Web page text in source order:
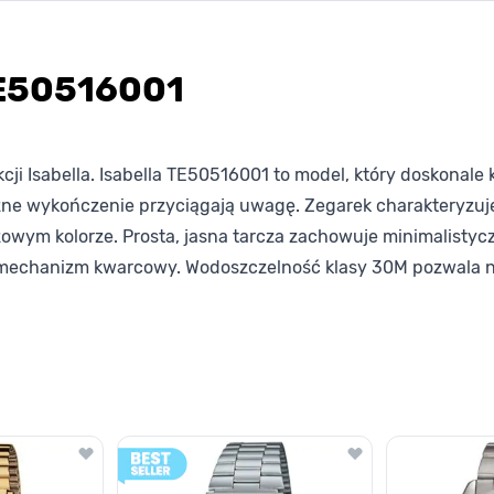
Isabella. Isabella TE50516001 to model, który
wykończenie przyciągają uwagę. Zegarek
kolorze. Prosta, jasna tarcza zachowuje
kwarcowy. Wodoszczelność klasy 30M
tabulacji. Możesz pominąć karuzelę lub przejść